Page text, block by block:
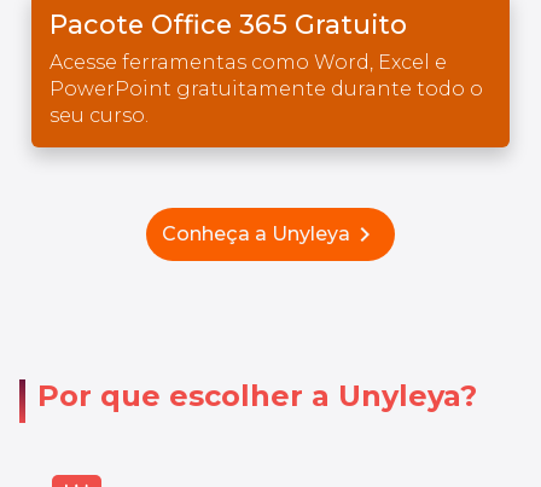
Pacote Office 365 Gratuito
Acesse ferramentas como Word, Excel e
PowerPoint gratuitamente durante todo o
seu curso.
Conheça a Unyleya chevron_right
Por que escolher a Unyleya?